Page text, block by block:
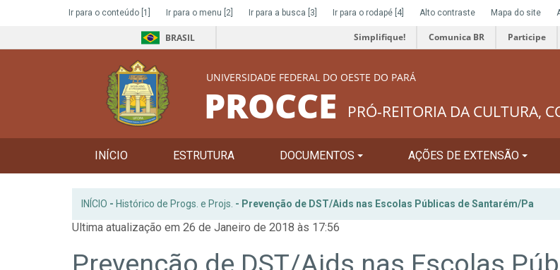
Ir para o conteúdo [1] Ir para o menu [2] Ir para a busca [3] Ir para o rodapé [4] Alto contraste Mapa do site
BRASIL Simplifique! Comunica BR Participe
UNIVERSIDADE FEDERAL DO OESTE DO PARÁ
PROCCE PRÓ-REITORIA DA CULTURA,
INÍCIO ESTRUTURA DOCUMENTOS AÇÕES DE EXTENSÃO
INÍCIO - Histórico de Progs. e Projs. - Prevenção de DST/Aids nas Escolas Públicas de Santarém/Pa
Ultima atualização em 26 de Janeiro de 2018 às 17:56
Prevenção de DST/Aids nas Escolas